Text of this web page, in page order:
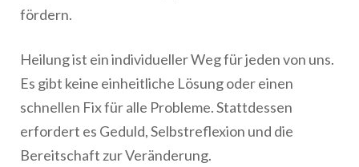
fördern.
Heilung ist ein individueller Weg für jeden von uns.
Es gibt keine einheitliche Lösung oder einen
schnellen Fix für alle Probleme. Stattdessen
erfordert es Geduld, Selbstreflexion und die
Bereitschaft zur Veränderung.